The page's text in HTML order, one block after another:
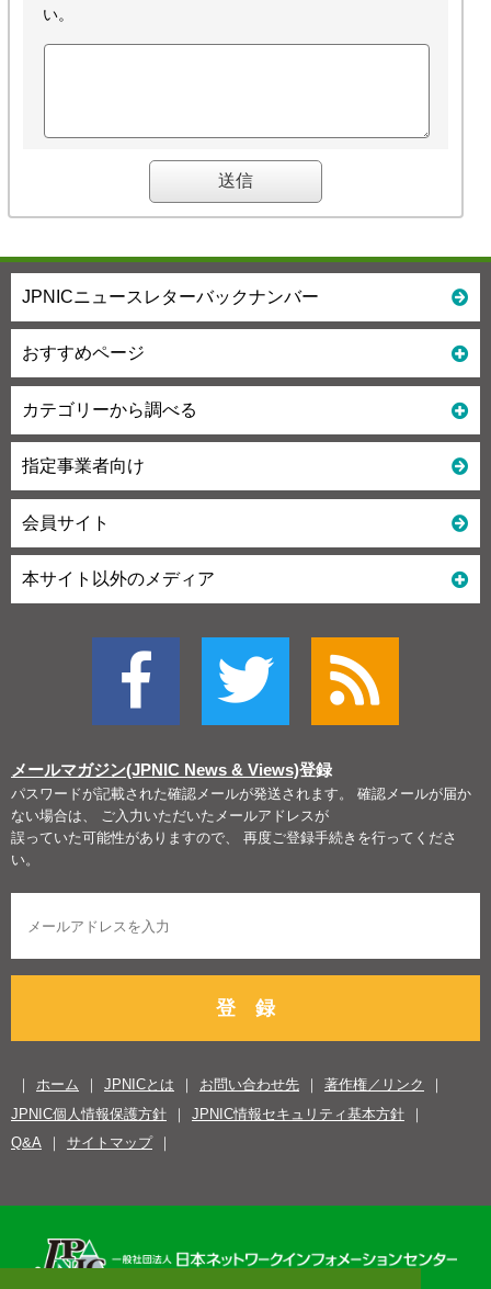
い。
JPNICニュースレターバックナンバー
おすすめページ
カテゴリーから調べる
指定事業者向け
会員サイト
本サイト以外のメディア
メールマガジン(JPNIC News & Views)登録
パスワードが記載された確認メールが発送されます。 確認メールが届か
ない場合は、 ご入力いただいたメールアドレスが
誤っていた可能性がありますので、 再度ご登録手続きを行ってくださ
い。
登 録
ホーム JPNICとは お問い合わせ先
著作権／リンク
JPNIC個人情報保護方針
JPNIC情報セキュリティ基本方針
Q&A
サイトマップ